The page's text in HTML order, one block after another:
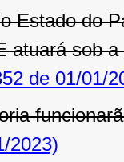
Estado do
atuará sob
de 01/01/
2023)